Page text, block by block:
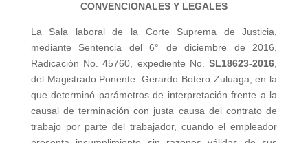
CONVENCIONALES Y LEGALES
La Sala laboral de la Corte Suprema de Justicia,
mediante Sentencia del 6° de diciembre de 2016,
Radicación No. 45760, expediente No.SL18623-2016
del Magistrado Ponente: Gerardo Botero Zuluaga, en la
que determinó parámetros de interpretación frente a la
causal de terminación con justa causa del contrato de
trabajo por parte del trabajador, cuando el empleador